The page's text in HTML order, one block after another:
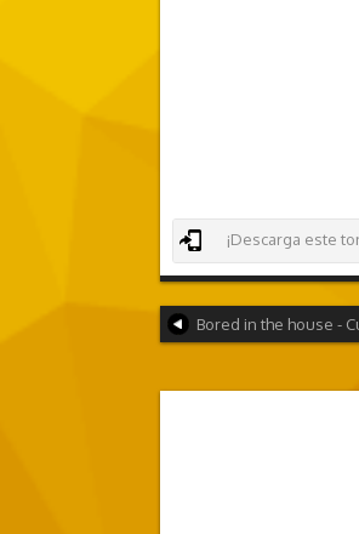
¡Descarga este
Bored in the house -